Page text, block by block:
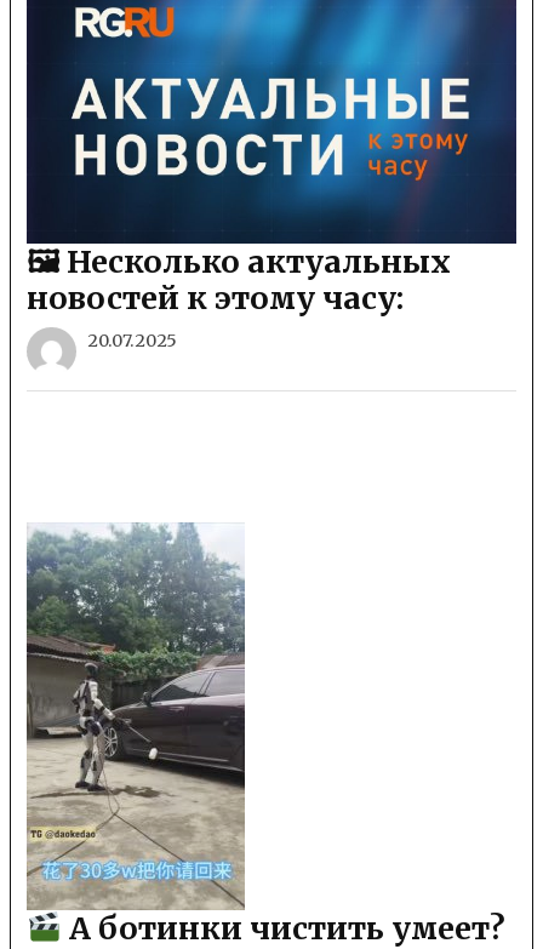
🖼 Несколько актуальных
новостей к этому часу:
20.07.2025
А ботинки чистить умеет?